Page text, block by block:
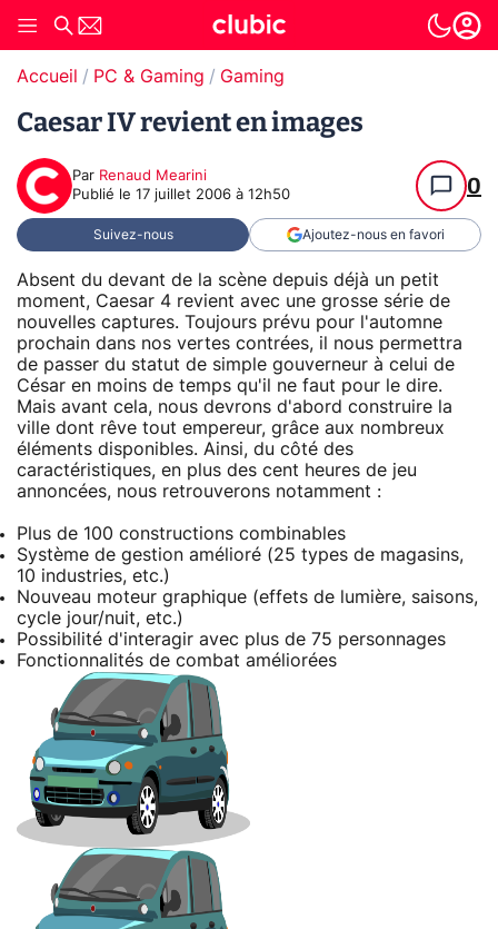
Accueil PC & Gaming Gaming
Caesar IV revient en images
Par Renaud Mearini
Publié le 17 juillet 2006 à 12h50 0
Suivez-nous Ajoutez-nous en favori
Absent du devant de la scène depuis déjà un petit
moment, Caesar 4 revient avec une grosse série de
nouvelles captures. Toujours prévu pour l'automne
prochain dans nos vertes contrées, il nous permettra
de passer du statut de simple gouverneur à celui de
César en moins de temps qu'il ne faut pour le dire.
Mais avant cela, nous devrons d'abord construire la
ville dont rêve tout empereur, grâce aux nombreux
éléments disponibles. Ainsi, du côté des
caractéristiques, en plus des cent heures de jeu
annoncées, nous retrouverons notamment :
Plus de 100 constructions combinables
Système de gestion amélioré (25 types de magasins,
10 industries, etc.)
Nouveau moteur graphique (effets de lumière, saisons,
cycle jour/nuit, etc.)
Possibilité d'interagir avec plus de 75 personnages
Fonctionnalités de combat améliorées